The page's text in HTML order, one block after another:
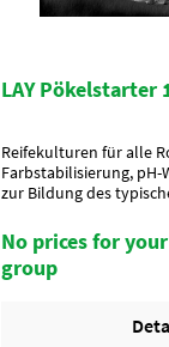
LAY Pökelstarter
Reifekulturen für alle
Farbstabilisierung,
zur Bildung des
von ökologischen
Zubereitungen aus
Enzymen) verwendet
werden." (Verordnung
No prices for
group